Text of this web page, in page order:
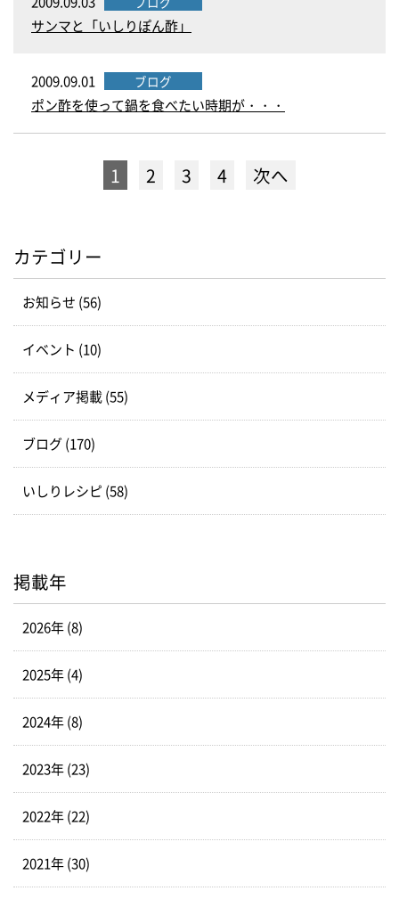
サンマと「いしりぽん酢」
2009.09.01 ブログ
ポン酢を使って鍋を食べたい時期が・・・
1 2 3 4 次へ
カテゴリー
お知らせ (56)
イベント (10)
メディア掲載 (55)
ブログ (170)
いしりレシピ (58)
掲載年
2026年 (8)
2025年 (4)
2024年 (8)
2023年 (23)
2022年 (22)
2021年 (30)